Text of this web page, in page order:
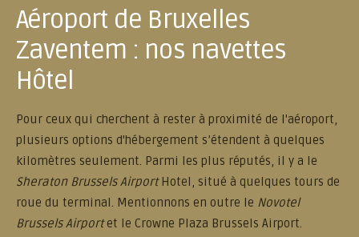
Aéroport de Bruxelles
Zaventem : nos navettes
Hôtel
Pour ceux qui cherchent à rester à proximité de l'aéroport,
plusieurs options d'hébergement s’étendent à quelques
kilomètres seulement. Parmi les plus réputés, il y a le
Sheraton Brussels AirportHotel, situé à quelques tours de
roue du terminal. Mentionnons en outre le Novotel
Brussels Airportet le Crowne Plaza Brussels Airport.